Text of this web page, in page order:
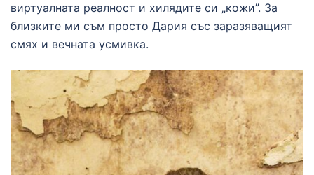
виртуалната реалност и хилядите си „кожи”. За
близките ми съм просто Дария със заразяващият
смях и вечната усмивка.